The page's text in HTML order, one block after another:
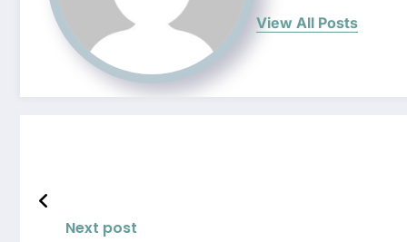
View All Posts
Next post